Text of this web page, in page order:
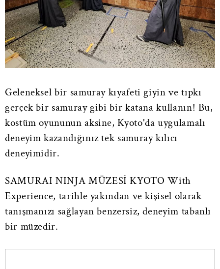
Geleneksel bir samuray kıyafeti giyin ve tıpkı
gerçek bir samuray gibi bir katana kullanın! Bu,
kostüm oyununun aksine, Kyoto'da uygulamalı
deneyim kazandığınız tek samuray kılıcı
deneyimidir.
SAMURAI NINJA MÜZESİ KYOTO With
Experience, tarihle yakından ve kişisel olarak
tanışmanızı sağlayan benzersiz, deneyim tabanlı
bir müzedir.